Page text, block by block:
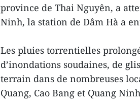
province de Thai Nguyên, a
Ninh, la station de Dâm Hà a
Les pluies torrentielles
d’inondations soudaines, de
terrain dans de nombreuses
Quang, Cao Bang et Quang